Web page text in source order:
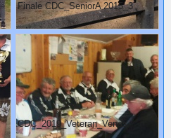
Finale CDC_SeniorA 2015_3
CDC_2019_Veteran_Venas